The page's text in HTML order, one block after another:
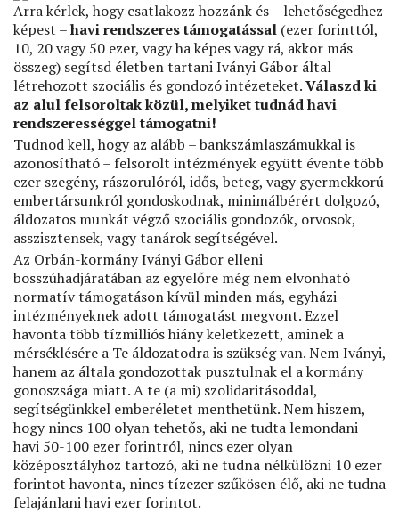
Arra kérlek, hogy csatlakozz hozzánk és – lehetőségedhez
képest –havi rendszeres támogatással (ezer forinttól,
10, 20 vagy 50 ezer, vagy ha képes vagy rá, akkor más
összeg) segítsd életben tartani Iványi Gábor által
létrehozott szociális és gondozó intézeteket.Válaszd ki
az alul felsoroltak közül, melyiket tudnád havi
rendszerességgel támogatni!
Tudnod kell, hogy az alább – bankszámlaszámukkal is
azonosítható – felsorolt intézmények együtt évente több
ezer szegény, rászorulóról, idős, beteg, vagy gyermekkorú
embertársunkról gondoskodnak, minimálbérért dolgozó,
áldozatos munkát végző szociális gondozók, orvosok,
asszisztensek, vagy tanárok segítségével.
Az Orbán-kormány Iványi Gábor elleni
bosszúhadjáratában az egyelőre még nem elvonható
normatív támogatáson kívül minden más, egyházi
intézményeknek adott támogatást megvont. Ezzel
havonta több tízmilliós hiány keletkezett, aminek a
mérséklésére a Te áldozatodra is szükség van. Nem Iványi,
hanem az általa gondozottak pusztulnak el a kormány
gonoszsága miatt. A te (a mi) szolidaritásoddal,
segítségünkkel emberéletet menthetünk. Nem hiszem,
hogy nincs 100 olyan tehetős, aki ne tudta lemondani
havi 50-100 ezer forintról, nincs ezer olyan
középosztályhoz tartozó, aki ne tudna nélkülözni 10 ezer
forintot havonta, nincs tízezer szűkösen élő, aki ne tudna
felajánlani havi ezer forintot.